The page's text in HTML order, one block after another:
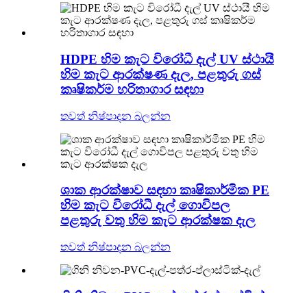
HDPE හිම කැට විරෝධී දැල් UV ස්ථායී
හිම කැට ආරක්ෂණ දැල, පළතුරු ගස්
කෘෂිකර්ම හරිතාගාර සඳහා
තවත් නිෂ්පාදන බලන්න
ශාක ආරක්ෂාව සඳහා කෘෂිකාර්මික PE
හිම කැට විරෝධී දැල් ගොවිපල
පළතුරු වතු හිම කැට ආරක්ෂක දැල
තවත් නිෂ්පාදන බලන්න